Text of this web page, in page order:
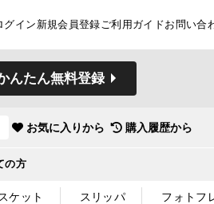
グイン 新規会員登録ご利用ガイドお問い合
んたん無料登録
お気に入りから 購入履歴から
の方
ケット スリッパ フォトフ